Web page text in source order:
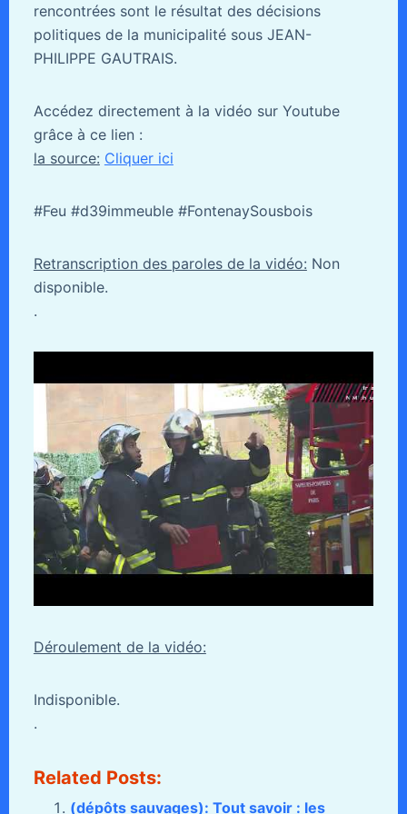
rencontrées sont le résultat des décisions
politiques de la municipalité sous JEAN-
PHILIPPE GAUTRAIS.
Accédez directement à la vidéo sur Youtube
grâce à ce lien :
la source: Cliquer ici
#Feu #d39immeuble #FontenaySousbois
Retranscription des paroles de la vidéo: Non
disponible.
.
Déroulement de la vidéo:
Indisponible.
.
Related Posts:
(dépôts sauvages): Tout savoir : les